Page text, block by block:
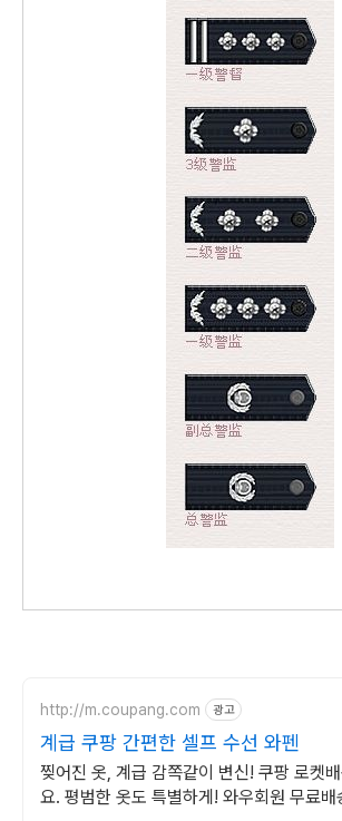
http://m.coupang.com 광고
계급 쿠팡 간편한 셀프 수선 와펜
찢어진 옷, 계급 감쪽같이 변신! 쿠팡 로켓
요. 평범한 옷도 특별하게! 와우회원 무료배